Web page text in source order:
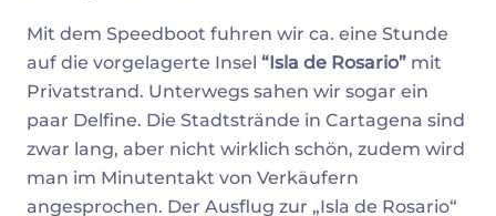
Mit dem Speedboot fuhren wir ca. eine Stunde
auf die vorgelagerte Insel “Isla de Rosario” mit
Privatstrand. Unterwegs sahen wir sogar ein
paar Delfine. Die Stadtstrände in Cartagena sind
zwar lang, aber nicht wirklich schön, zudem wird
man im Minutentakt von Verkäufern
angesprochen. Der Ausflug zur „Isla de Rosario“